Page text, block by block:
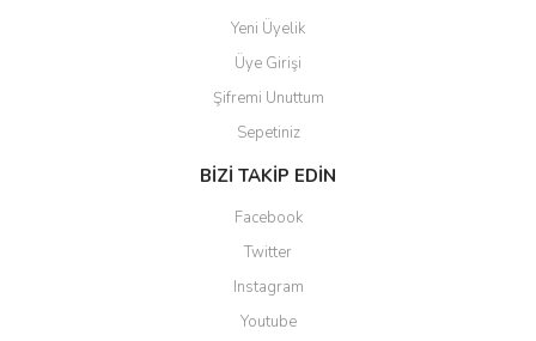
Yeni Üyelik
Üye Girişi
Şifremi Unuttum
Sepetiniz
BİZİ TAKİP EDİN
Facebook
Twitter
Instagram
Youtube